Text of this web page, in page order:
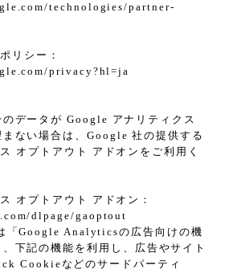
technologies/partner-
リシー：
privacy?hl=ja
データが Google アナリティクス
ない場合は、Google 社の提供する
オプトアウト アドオンをご利用く
オプトアウト アドオン：
dlpage/gaoptout
「Google Analyticsの広告向けの機
下記の機能を利用し、広告やサイト
Cookieなどのサードパーティ